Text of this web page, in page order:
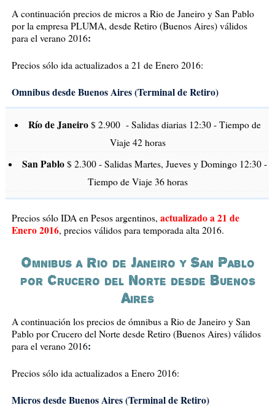
A continuación precios de micros a Rio de Janeiro y San Pablo
por la empresa PLUMA, desde Retiro (Buenos Aires) válidos
para el verano 2016:
Precios sólo ida actualizados a 21 de Enero 2016:
Omnibus desde Buenos Aires (Terminal de Retiro)
Río de Janeiro $ 2.900 - Salidas diarias 12:30 - Tiempo de
Viaje 42 horas
San Pablo $ 2.300 - Salidas Martes, Jueves y Domingo 12:30 -
Tiempo de Viaje 36 horas
Precios sólo IDA en Pesos argentinos, actualizado a 21 de
Enero 2016, precios válidos para temporada alta 2016.
Omnibus a Rio de Janeiro y San Pablo
por Crucero del Norte desde Buenos
Aires
A continuación los precios de ómnibus a Rio de Janeiro y San
Pablo por Crucero del Norte desde Retiro (Buenos Aires) válidos
para el verano 2016:
Precios sólo ida actualizados a Enero 2016:
Micros desde Buenos Aires (Terminal de Retiro)